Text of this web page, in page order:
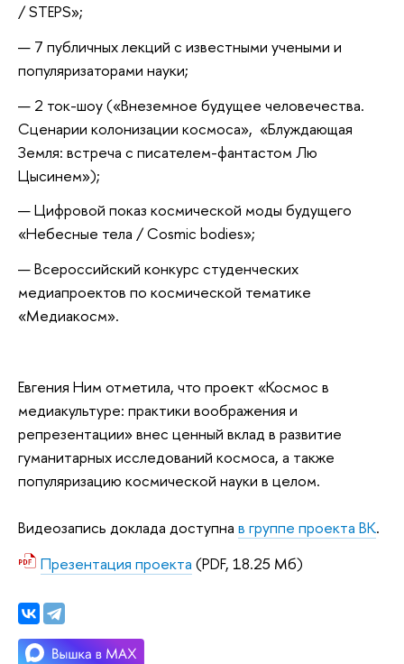
/ STEPS»;
7 публичных лекций с известными учеными и
популяризаторами науки;
2 ток-шоу («Внеземное будущее человечества.
Сценарии колонизации космоса», «Блуждающая
Земля: встреча с писателем-фантастом Лю
Цысинем»);
Цифровой показ космической моды будущего
«Небесные тела / Cosmic bodies»;
Всероссийский конкурс студенческих
медиапроектов по космической тематике
«Медиакосм».
Евгения Ним отметила, что проект «Космос в
медиакультуре: практики воображения и
репрезентации» внес ценный вклад в развитие
гуманитарных исследований космоса, а также
популяризацию космической науки в целом.
Видеозапись доклада доступна в группе проекта ВК.
Презентация проекта (PDF, 18.25 Мб)